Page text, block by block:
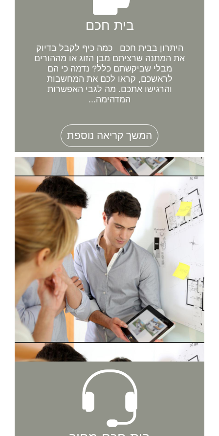
בית חכם
היתרון בבית חכם כמה כיף לקבל בדיוק
את המתנה שרציתם מבן הזוג או מההורים
מבלי שביקשתם כלל? נדמה כי הם
לראשכם, קראו לכם את המחשבות
והרגישו אתכם. מה לגבי האפשרות
המדהימה...
המשך קריאה נוספת